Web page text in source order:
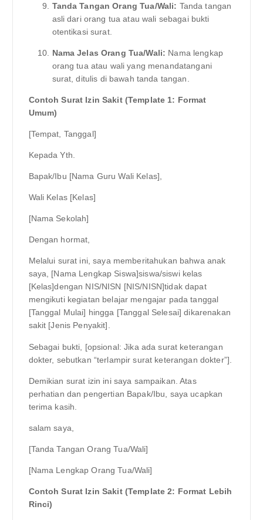
Tanda Tangan Orang Tua/Wali: Tanda tangan
asli dari orang tua atau wali sebagai bukti
otentikasi surat.
Nama Jelas Orang Tua/Wali: Nama lengkap
orang tua atau wali yang menandatangani
surat, ditulis di bawah tanda tangan.
Contoh Surat Izin Sakit (Template 1: Format
Umum)
[Tempat, Tanggal]
Kepada Yth.
Bapak/Ibu [Nama Guru Wali Kelas],
Wali Kelas [Kelas]
[Nama Sekolah]
Dengan hormat,
Melalui surat ini, saya memberitahukan bahwa anak
saya, [Nama Lengkap Siswa]siswa/siswi kelas
[Kelas]dengan NIS/NISN [NIS/NISN]tidak dapat
mengikuti kegiatan belajar mengajar pada tanggal
[Tanggal Mulai] hingga [Tanggal Selesai] dikarenakan
sakit [Jenis Penyakit].
Sebagai bukti, [opsional: Jika ada surat keterangan
dokter, sebutkan “terlampir surat keterangan dokter”].
Demikian surat izin ini saya sampaikan. Atas
perhatian dan pengertian Bapak/Ibu, saya ucapkan
terima kasih.
salam saya,
[Tanda Tangan Orang Tua/Wali]
[Nama Lengkap Orang Tua/Wali]
Contoh Surat Izin Sakit (Template 2: Format Lebih
Rinci)